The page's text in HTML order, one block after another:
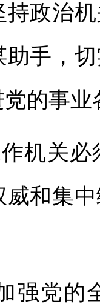
政治
手，切
的事业
关必
和集
党的